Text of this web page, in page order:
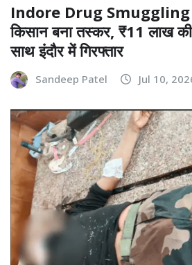
Indore Drug Smuggling
किसान बना तस्कर, ₹11 लाख
साथ इंदौर में गिरफ्तार
Sandeep Patel Jul 10,